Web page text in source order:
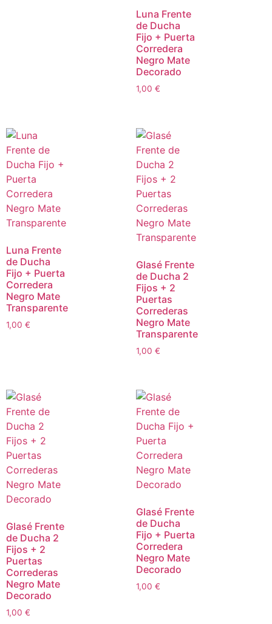
Luna Frente
de Ducha
Fijo + Puerta
Corredera
Negro Mate
Decorado
1,00 €
Luna Frente
de Ducha
Fijo + Puerta
Corredera
Negro Mate
Transparente
1,00 €
Glasé Frente
de Ducha 2
Fijos + 2
Puertas
Correderas
Negro Mate
Transparente
1,00 €
Glasé Frente
de Ducha 2
Fijos + 2
Puertas
Correderas
Negro Mate
Decorado
1,00 €
Glasé Frente
de Ducha
Fijo + Puerta
Corredera
Negro Mate
Decorado
1,00 €